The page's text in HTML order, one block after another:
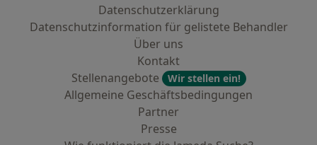
Datenschutzerklärung
Datenschutzinformation für gelistete Behandler
Über uns
Kontakt
Stellenangebote
Wir stellen ein!
Allgemeine Geschäftsbedingungen
Partner
Presse